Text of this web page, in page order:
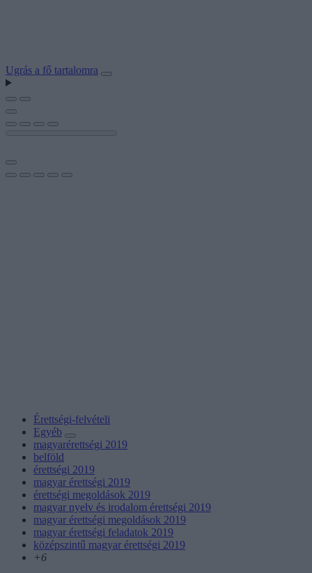
Ugrás a fő tartalomra
Érettségi-felvételi
Egyéb
magyarérettségi 2019
belföld
érettségi 2019
magyar érettségi 2019
érettségi megoldások 2019
magyar nyelv és irodalom érettségi 2019
magyar érettségi megoldások 2019
magyar érettségi feladatok 2019
középszintű magyar érettségi 2019
+6